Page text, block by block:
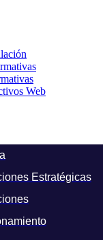
Web
Estratégicas